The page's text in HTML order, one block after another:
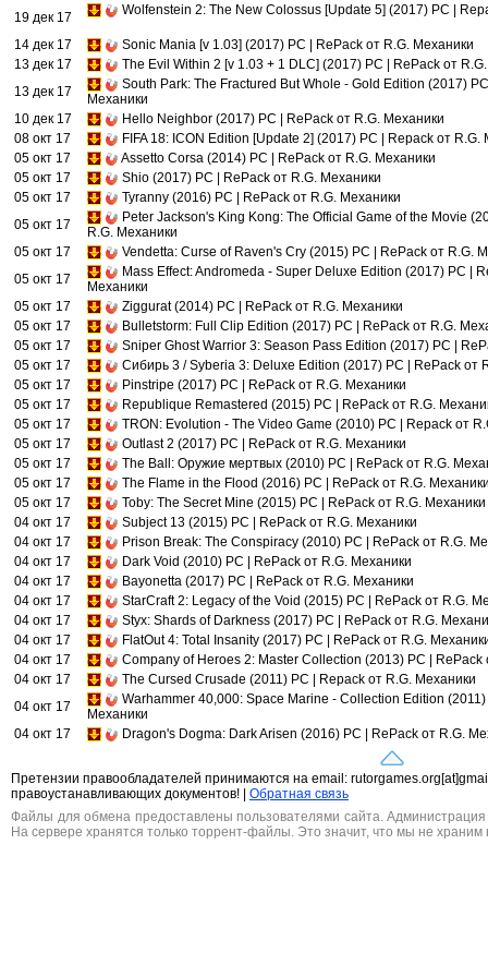
19 дек 17
Wolfenstein 2: The New Colossus [Update 5] (2017) PC |
14 дек 17
Sonic Mania [v 1.03] (2017) PC | RePack от R.G. Механики
13 дек 17
The Evil Within 2 [v 1.03 + 1 DLC] (2017) PC | RePack от
13 дек 17
South Park: The Fractured But Whole - Gold Edition (2017)
Механики
10 дек 17
Hello Neighbor (2017) PC | RePack от R.G. Механики
08 окт 17
FIFA 18: ICON Edition [Update 2] (2017) PC | Repack от R.G.
05 окт 17
Assetto Corsa (2014) PC | RePack от R.G. Механики
05 окт 17
Shio (2017) PC | RePack от R.G. Механики
05 окт 17
Tyranny (2016) PC | RePack от R.G. Механики
05 окт 17
Peter Jackson's King Kong: The Official Game of the Movie
R.G. Механики
05 окт 17
Vendetta: Curse of Raven's Cry (2015) PC | RePack от R.G.
05 окт 17
Mass Effect: Andromeda - Super Deluxe Edition (2017) PC |
Механики
05 окт 17
Ziggurat (2014) PC | RePack от R.G. Механики
05 окт 17
Bulletstorm: Full Clip Edition (2017) PC | RePack от R.G.
05 окт 17
Sniper Ghost Warrior 3: Season Pass Edition (2017) PC |
05 окт 17
Сибирь 3 / Syberia 3: Deluxe Edition (2017) PC | RePack от
05 окт 17
Pinstripe (2017) PC | RePack от R.G. Механики
05 окт 17
Republique Remastered (2015) PC | RePack от R.G.
05 окт 17
TRON: Evolution - The Video Game (2010) PC | Repack от
05 окт 17
Outlast 2 (2017) PC | RePack от R.G. Механики
05 окт 17
The Ball: Оружие мертвых (2010) PC | RePack от R.G.
05 окт 17
The Flame in the Flood (2016) PC | RePack от R.G.
05 окт 17
Toby: The Secret Mine (2015) PC | RePack от R.G. Механики
04 окт 17
Subject 13 (2015) PC | RePack от R.G. Механики
04 окт 17
Prison Break: The Conspiracy (2010) PC | RePack от R.G.
04 окт 17
Dark Void (2010) PC | RePack от R.G. Механики
04 окт 17
Bayonetta (2017) PC | RePack от R.G. Механики
04 окт 17
StarCraft 2: Legacy of the Void (2015) PC | RePack от R.G.
04 окт 17
Styx: Shards of Darkness (2017) PC | RePack от R.G.
04 окт 17
FlatOut 4: Total Insanity (2017) PC | RePack от R.G.
04 окт 17
Company of Heroes 2: Master Collection (2013) PC | RePack
04 окт 17
The Cursed Crusade (2011) PC | Repack от R.G. Механики
04 окт 17
Warhammer 40,000: Space Marine - Collection Edition
Механики
04 окт 17
Dragon's Dogma: Dark Arisen (2016) PC | RePack от R.G.
Претензии правообладателей принимаются на email:
правоустанавливающих документов! |
Обратная связь
Файлы для обмена предоставлены пользователями сайта. Администрация
На сервере хранятся только торрент-файлы. Это значит, что мы не